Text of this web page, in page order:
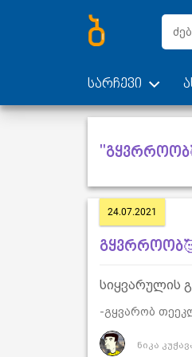
სარჩევი
24.07.2021
სიყვარულის
-გყვარობ
ნიკა